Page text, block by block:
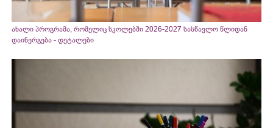
ახალი პროგრამა, რომელიც სკოლებში 2026-2027 სასწავლო წლიდან
დაინერგება - დეტალები